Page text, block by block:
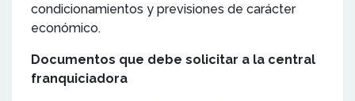
condicionamientos y previsiones de carácter
económico.
Documentos que debe solicitar a la central
franquiciadora